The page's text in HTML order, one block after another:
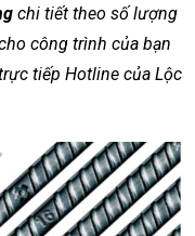
chi tiết theo số lượng
công trình của bạn
tiếp Hotline của Lộc